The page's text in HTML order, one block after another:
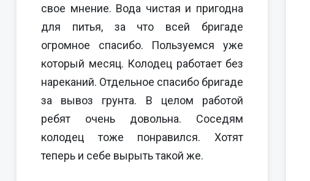
свое мнение. Вода чистая и пригодна
для питья, за что всей бригаде
огромное спасибо. Пользуемся уже
который месяц. Колодец работает без
нареканий. Отдельное спасибо бригаде
за вывоз грунта. В целом работой
ребят очень довольна. Соседям
колодец тоже понравился. Хотят
теперь и себе вырыть такой же.